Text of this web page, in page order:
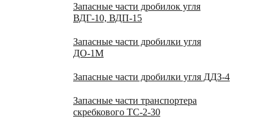
Запасные части дробилок угля
ВДГ-10, ВДП-15
Запасные части дробилки угля
ДО-1М
Запасные части дробилки угля ДДЗ-4
Запасные части транспортера
скребкового ТС-2-30